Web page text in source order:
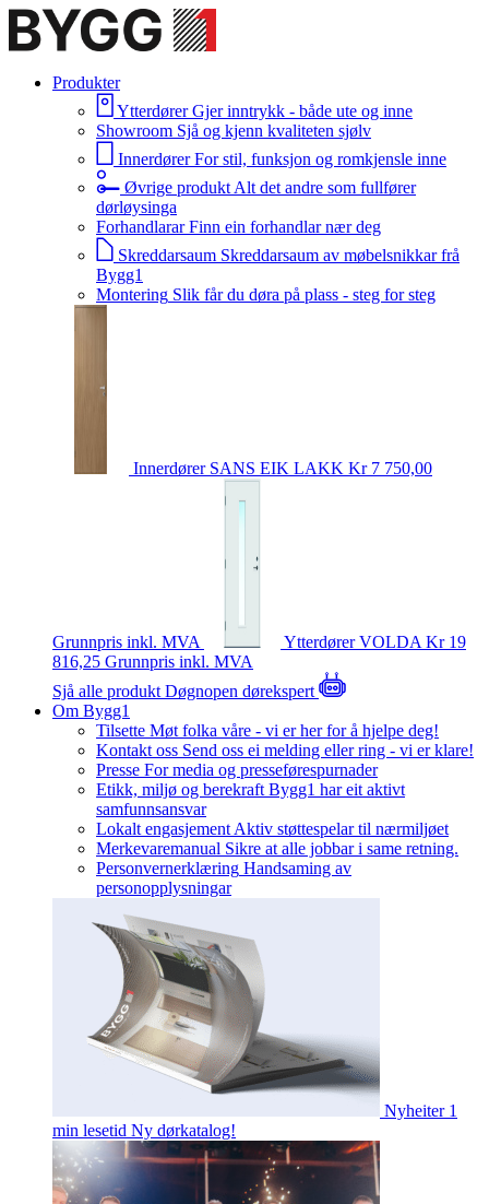
Produkter
Ytterdører Gjer inntrykk - både ute og inne
Showroom Sjå og kjenn kvaliteten sjølv
Innerdører For stil, funksjon og romkjensle inne
Øvrige produkt Alt det andre som fullfører
dørløysinga
Forhandlarar Finn ein forhandlar nær deg
Skreddarsaum Skreddarsaum av møbelsnikkar frå
Bygg1
Montering Slik får du døra på plass - steg for steg
Innerdører SANS EIK LAKK Kr 7 750,00
Grunnpris inkl. MVA YtterdørerVOLDA Kr 19
816,25 Grunnpris inkl. MVA
Sjå alle produkt Døgnopen dørekspert
Om Bygg1
Tilsette Møt folka våre - vi er her for å hjelpe deg!
Kontakt oss Send oss ei melding eller ring - vi er klare!
Presse For media og presseførespurnader
Etikk, miljø og berekraft Bygg1 har eit aktivt
samfunnsansvar
Lokalt engasjement Aktiv støttespelar til nærmiljøet
Merkevaremanual Sikre at alle jobbar i same retning.
Personvernerklæring Handsaming av
personopplysningar
Nyheiter 1
min lesetid Ny dørkatalog!